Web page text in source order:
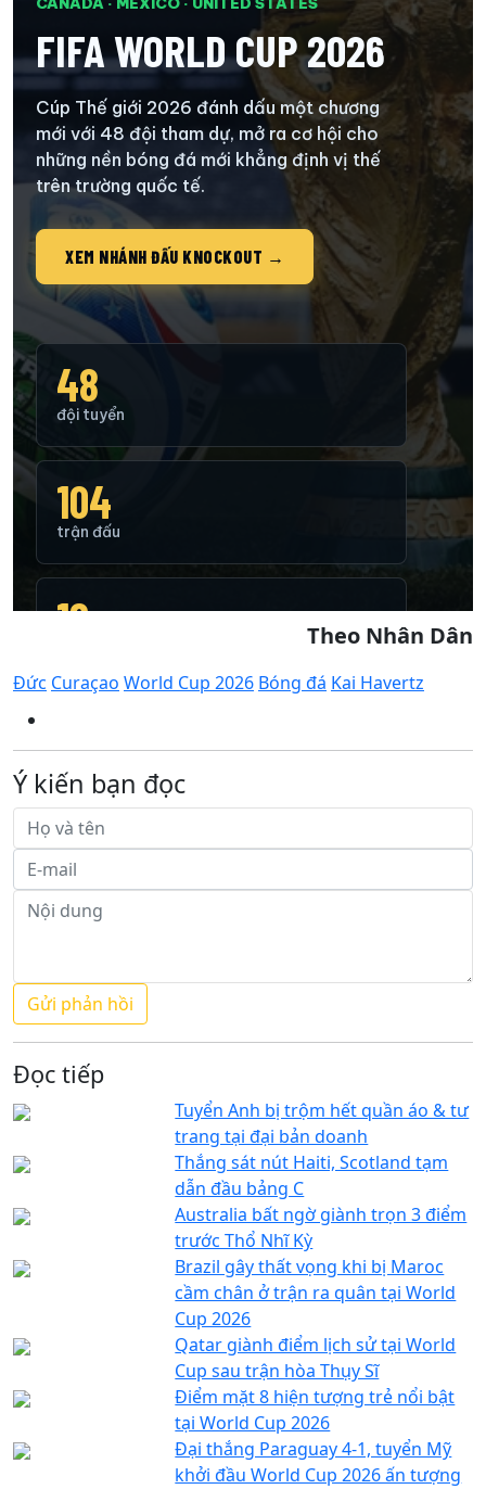
Theo Nhân Dân
Đức Curaçao World Cup 2026 Bóng đá Kai Havertz
Ý kiến bạn đọc
Đọc tiếp
Tuyển Anh bị trộm hết quần áo & tư
trang tại đại bản doanh
Thắng sát nút Haiti, Scotland tạm
dẫn đầu bảng C
Australia bất ngờ giành trọn 3 điểm
trước Thổ Nhĩ Kỳ
Brazil gây thất vọng khi bị Maroc
cầm chân ở trận ra quân tại World
Cup 2026
Qatar giành điểm lịch sử tại World
Cup sau trận hòa Thụy Sĩ
Điểm mặt 8 hiện tượng trẻ nổi bật
tại World Cup 2026
Đại thắng Paraguay 4-1, tuyển Mỹ
khởi đầu World Cup 2026 ấn tượng